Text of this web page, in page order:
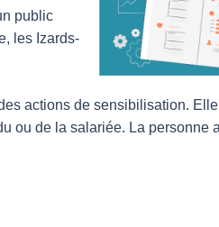
public
les Izards-
actions de sensibilisation.
ou de la salariée. La